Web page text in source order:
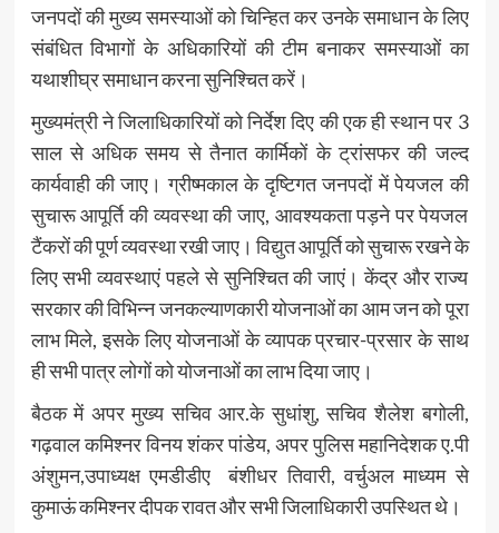
जनपदों की मुख्य समस्याओं को चिन्हित कर उनके समाधान के लिए
संबंधित विभागों के अधिकारियों की टीम बनाकर समस्याओं का
यथाशीघ्र समाधान करना सुनिश्चित करें।
मुख्यमंत्री ने जिलाधिकारियों को निर्देश दिए की एक ही स्थान पर 3
साल से अधिक समय से तैनात कार्मिकों के ट्रांसफर की जल्द
कार्यवाही की जाए। ग्रीष्मकाल के दृष्टिगत जनपदों में पेयजल की
सुचारू आपूर्ति की व्यवस्था की जाए, आवश्यकता पड़ने पर पेयजल
टैंकरों की पूर्ण व्यवस्था रखी जाए। विद्युत आपूर्ति को सुचारू रखने के
लिए सभी व्यवस्थाएं पहले से सुनिश्चित की जाएं। केंद्र और राज्य
सरकार की विभिन्न जनकल्याणकारी योजनाओं का आम जन को पूरा
लाभ मिले, इसके लिए योजनाओं के व्यापक प्रचार-प्रसार के साथ
ही सभी पात्र लोगों को योजनाओं का लाभ दिया जाए।
बैठक में अपर मुख्य सचिव आर.के सुधांशु, सचिव शैलेश बगोली,
गढ़वाल कमिश्नर विनय शंकर पांडेय, अपर पुलिस महानिदेशक ए.पी
अंशुमन,उपाध्यक्ष एमडीडीए बंशीधर तिवारी, वर्चुअल माध्यम से
कुमाऊं कमिश्नर दीपक रावत और सभी जिलाधिकारी उपस्थित थे।